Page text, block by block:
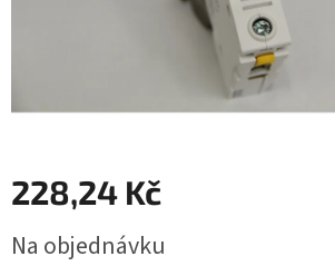
228,24 Kč
cena:
Na objednávku